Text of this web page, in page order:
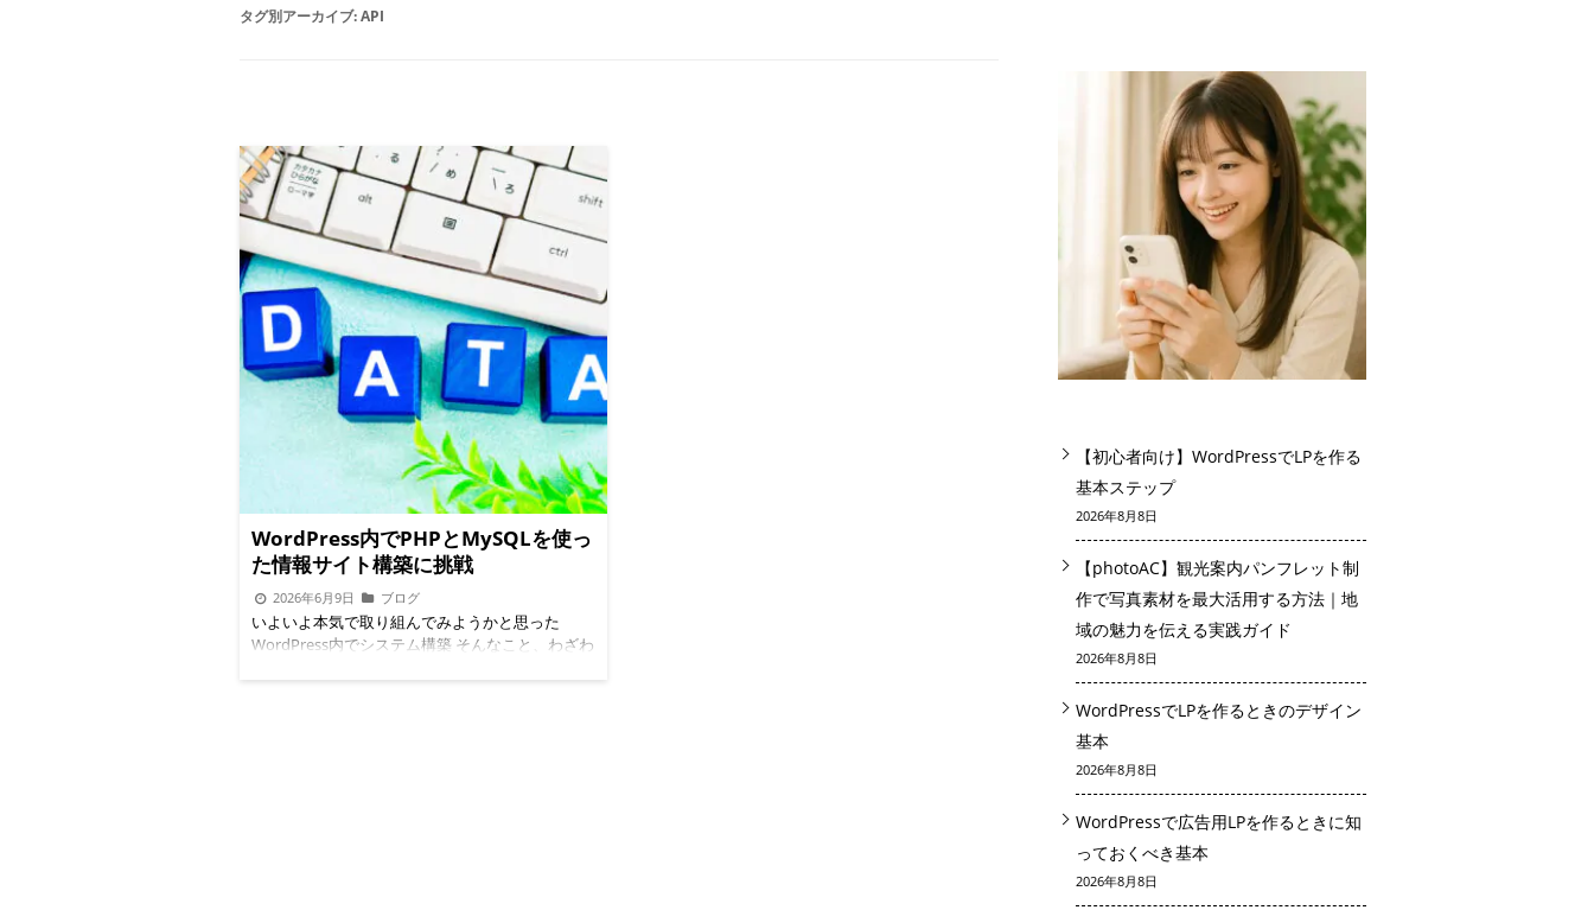
タグ別アーカイブ:API
WordPress内でPHPとMySQLを使っ
た情報サイト構築に挑戦
2026年6月9日 ブログ
いよいよ本気で取り組んでみようかと思った
WordPress内でシステム構築 そんなこと、わざわ
【初心者向け】WordPressでLPを作る
基本ステップ
2026年8月8日
【photoAC】観光案内パンフレット制
作で写真素材を最大活用する方法｜地
域の魅力を伝える実践ガイド
2026年8月8日
WordPressでLPを作るときのデザイン
基本
2026年8月8日
WordPressで広告用LPを作るときに知
っておくべき基本
2026年8月8日